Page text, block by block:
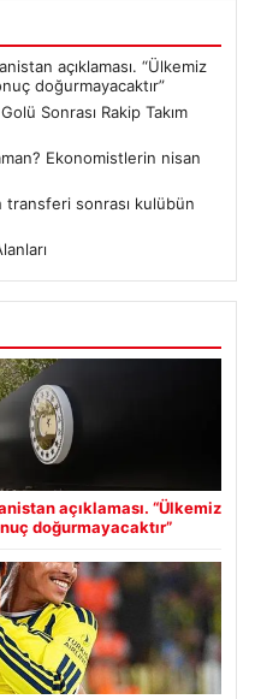
açıklaması. “Ülkemiz
doğurmayacaktır”
Sonrası Rakip Takım
Ekonomistlerin nisan
transferi sonrası kulübün
açıklaması. “Ülkemiz
doğurmayacaktır”